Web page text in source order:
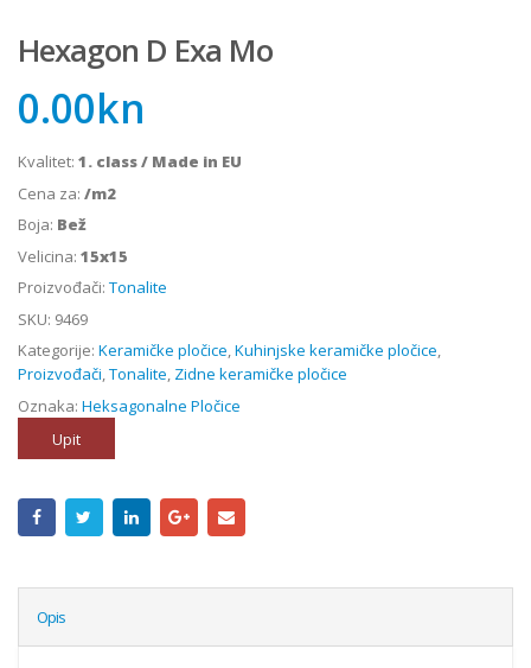
Hexagon D Exa Mo
0.00kn
Kvalitet: 1. class / Made in EU
Cena za: /m2
Boja: Bež
Velicina: 15x15
Proizvođači: Tonalite
SKU: 9469
Kategorije: Keramičke pločice,Kuhinjske keramičke pločice,
Proizvođači,Tonalite, Zidne keramičke pločice
Oznaka: Heksagonalne Pločice
Upit
Opis